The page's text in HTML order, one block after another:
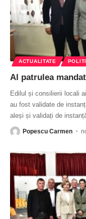
ACTUALITATE
Al patrulea
Edilul și consilierii locali
au fost validate de
aleși și validați de
Popescu Carmen